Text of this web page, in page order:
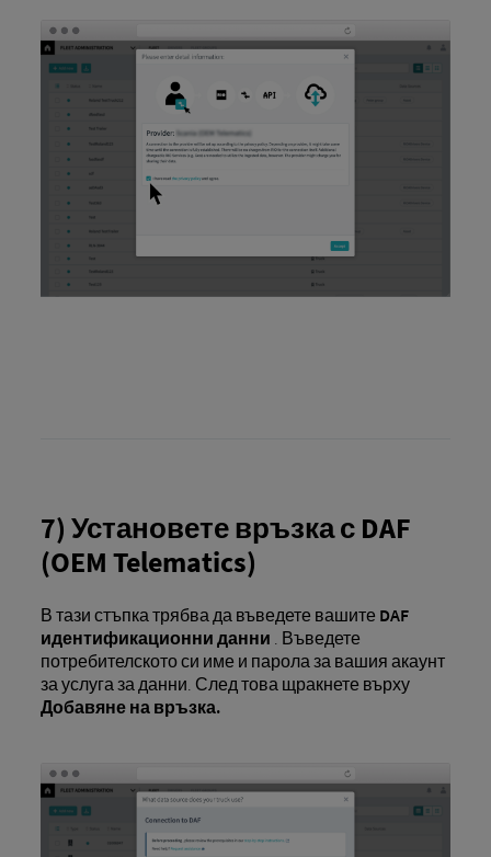
7) Установете връзка с DAF
(OEM Telematics)
В тази стъпка трябва да въведете вашите DAF
идентификационни данни . Въведете
потребителското си име и парола за вашия акаунт
за услуга за данни. След това щракнете върху
Добавяне на връзка.